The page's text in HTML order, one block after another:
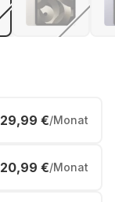
29,99 €/Monat
20,99 €/Monat